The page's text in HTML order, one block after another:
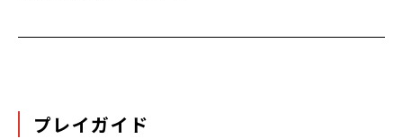
プレイガイド